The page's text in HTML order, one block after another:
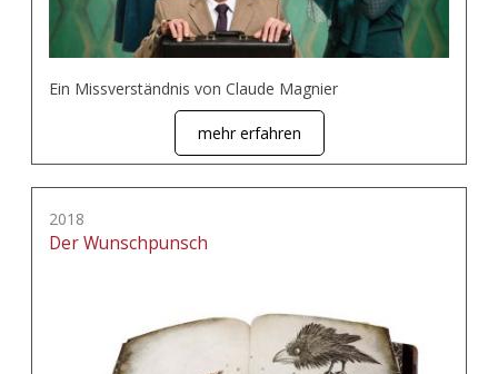
Ein Missverständnis von Claude Magnier
mehr erfahren
2018
Der Wunschpunsch